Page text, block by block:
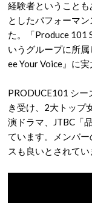
経験者ということも
としたパフォーマ
た。「Produce 101
いうグループに所
ee Your Voice』に
PRODUCE101 シ
き受け、2大トップ
演ドラマ、JTBC「
ています。メンバ
スも良いとされてい